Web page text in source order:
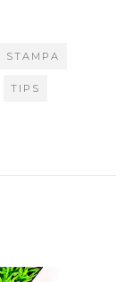
STAMPA
TIPS